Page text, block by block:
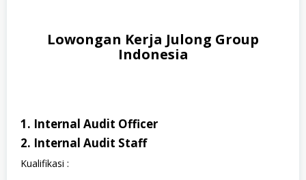
Lowongan Kerja Julong Group
Indonesia
1. Internal Audit Officer
2. Internal Audit Staff
Kualifikasi :